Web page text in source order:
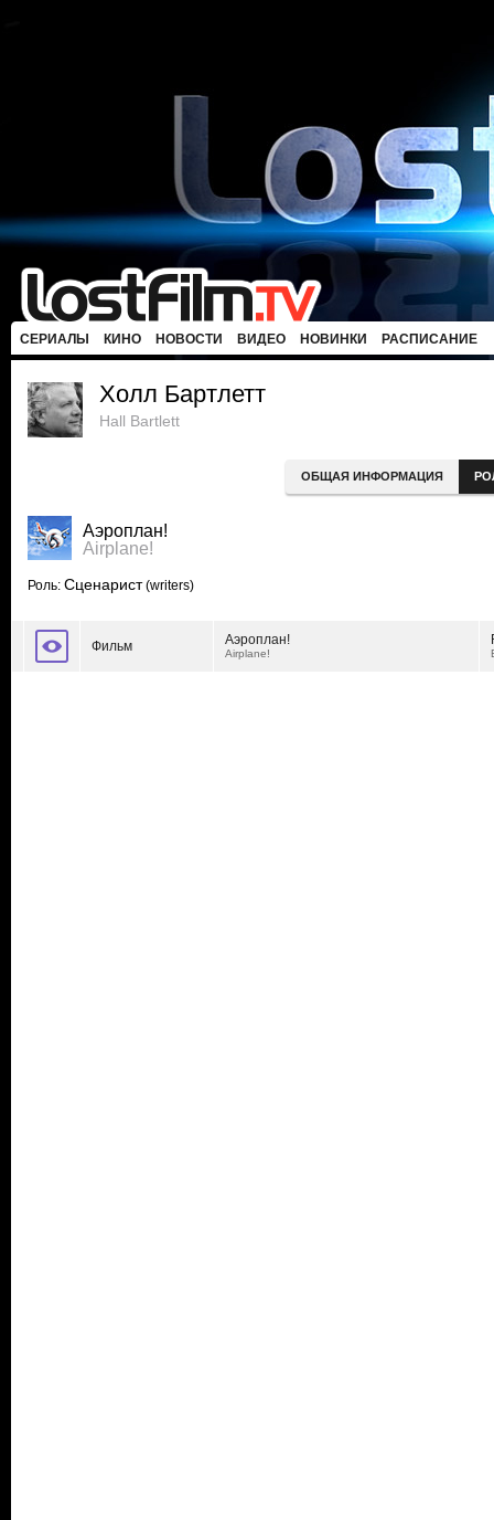
СЕРИАЛЫ КИНО НОВОСТИ ВИДЕО НОВИНКИ РАСПИСАНИЕ
Холл Бартлетт
Hall Bartlett
ОБЩАЯ ИНФОРМАЦИЯ
Аэроплан!
Airplane!
Роль: Сценарист(writers)
Фильм Аэроплан!
Airplane!